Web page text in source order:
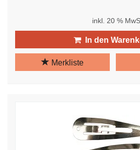
inkl. 20 %
In den
Merkliste